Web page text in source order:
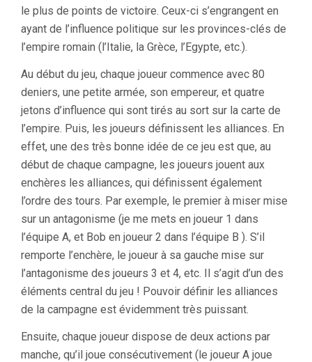
le plus de points de victoire. Ceux-ci s’engrangent en
ayant de l’influence politique sur les provinces-clés de
l’empire romain (l’Italie, la Grèce, l’Egypte, etc.).
Au début du jeu, chaque joueur commence avec 80
deniers, une petite armée, son empereur, et quatre
jetons d’influence qui sont tirés au sort sur la carte de
l’empire. Puis, les joueurs définissent les alliances. En
effet, une des très bonne idée de ce jeu est que, au
début de chaque campagne, les joueurs jouent aux
enchères les alliances, qui définissent également
l’ordre des tours. Par exemple, le premier à miser mise
sur un antagonisme (je me mets en joueur 1 dans
l’équipe A, et Bob en joueur 2 dans l’équipe B ). S’il
remporte l’enchère, le joueur à sa gauche mise sur
l’antagonisme des joueurs 3 et 4, etc. Il s’agit d’un des
éléments central du jeu ! Pouvoir définir les alliances
de la campagne est évidemment très puissant.
Ensuite, chaque joueur dispose de deux actions par
manche, qu’il joue consécutivement (le joueur A joue